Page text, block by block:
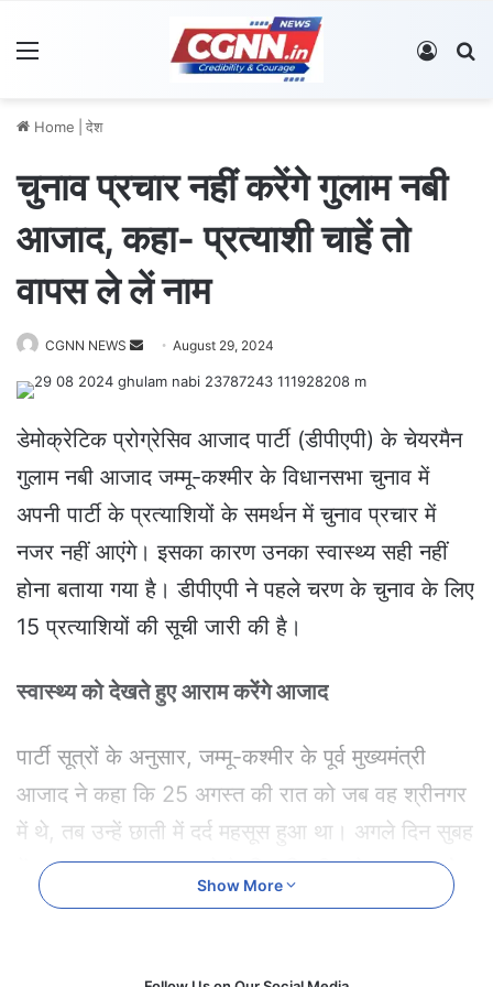
Log In
Home देश
चुनाव प्रचार नहीं करेंगे गुलाम नबी
आजाद, कहा- प्रत्याशी चाहें तो
वापस ले लें नाम
CGNN NEWS
e
a
n
e
a
i
August 29, 2024
डेमोक्रेटिक प्रोग्रेसिव आजाद पार्टी (डीपीएपी) के चेयरमैन
गुलाम नबी आजाद जम्मू-कश्मीर के विधानसभा चुनाव में
अपनी पार्टी के प्रत्याशियों के समर्थन में चुनाव प्रचार में
नजर नहीं आएंगे। इसका कारण उनका स्वास्थ्य सही नहीं
होना बताया गया है। डीपीएपी ने पहले चरण के चुनाव के लिए
15 प्रत्याशियों की सूची जारी की है।
स्वास्थ्य को देखते हुए आराम करेंगे आजाद
पार्टी सूत्रों के अनुसार, जम्मू-कश्मीर के पूर्व मुख्यमंत्री
आजाद ने कहा कि 25 अगस्त की रात को जब वह श्रीनगर
में थे, तब उन्हें छाती में दर्द महसूस हुआ था। अगले दिन सुबह
में वह अपना इलाज करवाने के लिए दिल्ली चले गए। वह दो
दिन तक एम्स अस्पताल दिल्ली में भर्ती रहे। डाक्टरों ने
संबंधी मुद्दों को देखते हुए विश्राम कर रहे हैं।
Show More